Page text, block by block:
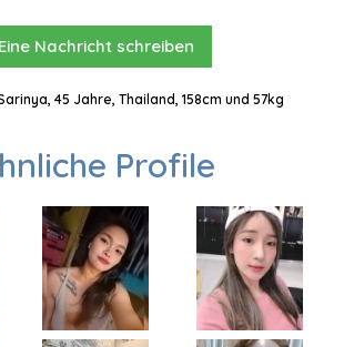
Eine Nachricht schreiben
45 Jahre, Thailand, 158cm und 57kg
Profile